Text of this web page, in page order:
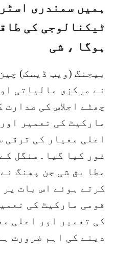
ہمیں سمندری
ٹیکنالوجی کی
ہوگا ، شی
بیجنگ (ویب ڈیسک)
نے مرکزی مالیاتی
چھٹے اجلاس کی
مارکیٹ کی تعمیر
اعلی معیار کی ترقی
غور کیا گیا۔منگل
مطا بق شی جن پھنگ
کرتے ہوئے اس بات پر
قومی مارکیٹ کی
کی تعمیر اور اعلی
دینے کی اہم ضرورت